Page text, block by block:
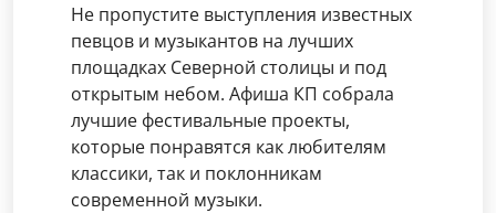
Не пропустите выступления известных
певцов и музыкантов на лучших
площадках Северной столицы и под
открытым небом. Афиша КП собрала
лучшие фестивальные проекты,
которые понравятся как любителям
классики, так и поклонникам
современной музыки.